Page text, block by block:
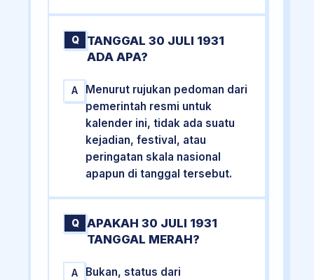
Q
TANGGAL 30 JULI 1931
ADA APA?
A
Menurut rujukan pedoman dari
pemerintah resmi untuk
kalender ini, tidak ada suatu
kejadian, festival, atau
peringatan skala nasional
apapun di tanggal tersebut.
Q
APAKAH 30 JULI 1931
TANGGAL MERAH?
A
Bukan, status dari